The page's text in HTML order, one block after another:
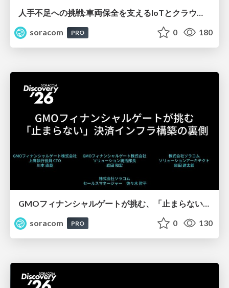
人手不足への挑戦:車両保全を支えるIoTとクラウド内製化の道【SORACOM Discovery 2026】
soracom
PRO 0 180
soracom
PRO 0 130